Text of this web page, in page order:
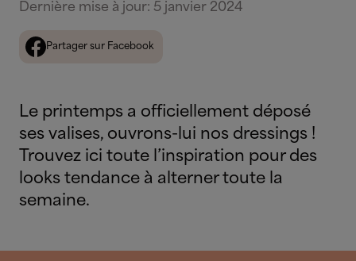
Dernière mise à jour: 5 janvier 2024
Partager sur Facebook
Le printemps a officiellement déposé
ses valises, ouvrons-lui nos dressings !
Trouvez ici toute l’inspiration pour des
looks tendance à alterner toute la
semaine.